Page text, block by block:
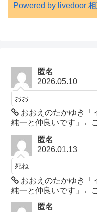
Powered by livedoor
匿名
2026.05.10
おお
おおえのたかゆき「
純一と仲良いです」←
匿名
2026.01.13
死ね
おおえのたかゆき「
純一と仲良いです」←
匿名